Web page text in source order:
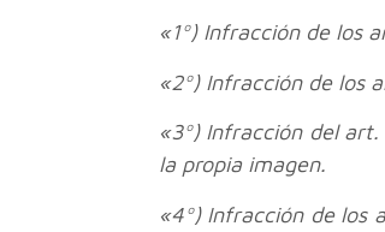
«1º) Infracción de los
«2º) Infracción de los
«3º) Infracción del
la propia imagen.
«4º) Infracción de los